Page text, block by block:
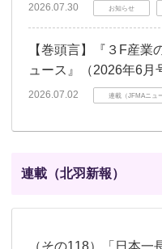
2026.07.30 お知らせ
【巻頭言】『３F産業
ュース』（2026年6月
2026.07.02 連載（JFMAニュ
連載（北羽新報）
（その118）「日本一